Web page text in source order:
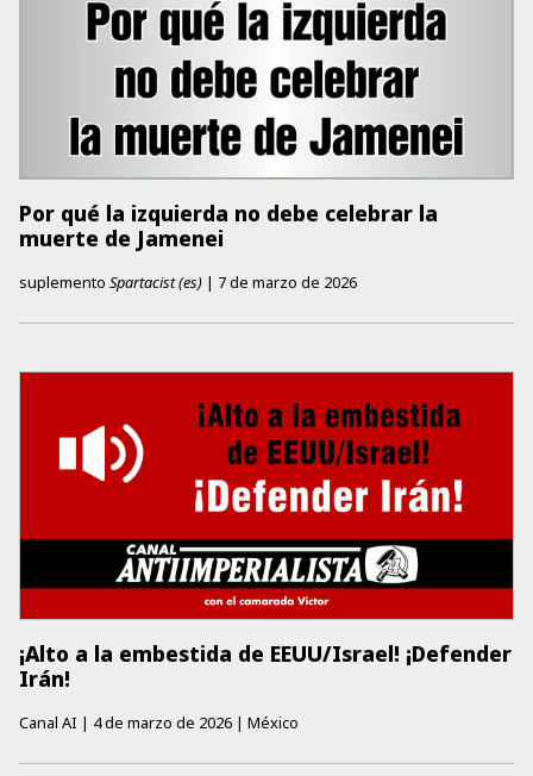
Por qué la izquierda no debe celebrar la
muerte de Jamenei
suplemento Spartacist (es) | 7 de marzo de 2026
¡Alto a la embestida de EEUU/Israel! ¡Defender
Irán!
Canal AI | 4 de marzo de 2026 | México